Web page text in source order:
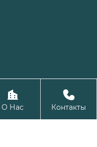
Кухня и ванная

О Нас

Контакты